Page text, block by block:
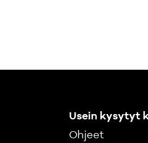
Usein kysytyt
Ohjeet